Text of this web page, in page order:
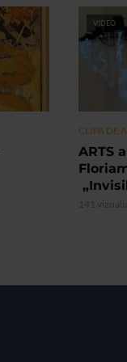
VIDEO
CLIPA DE
ARTS
141